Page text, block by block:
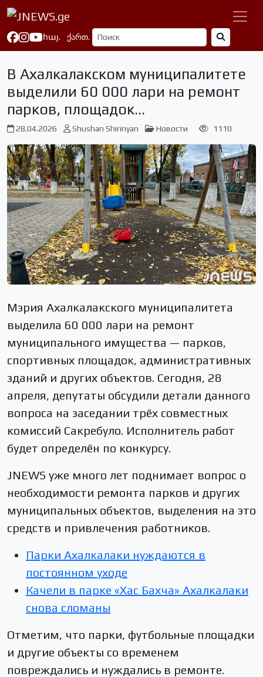
հայ. ქართ.
В Ахалкалакском муниципалитете
выделили 60 000 лари на ремонт
парков, площадок…
28.04.2026 Shushan Shirinyan Новости 1110
Мэрия Ахалкалакского муниципалитета
выделила 60 000 лари на ремонт
муниципального имущества — парков,
спортивных площадок, административных
зданий и других объектов. Сегодня, 28
апреля, депутаты обсудили детали данного
вопроса на заседании трёх совместных
комиссий Сакребуло. Исполнитель работ
будет определён по конкурсу.
JNEWS уже много лет поднимает вопрос о
необходимости ремонта парков и других
муниципальных объектов, выделения на это
средств и привлечения работников.
Парки Ахалкалаки нуждаются в
постоянном уходе
Качели в парке «Хас Бахча» Ахалкалаки
снова сломаны
Отметим, что парки, футбольные площадки
и другие объекты со временем
повреждались и нуждались в ремонте.